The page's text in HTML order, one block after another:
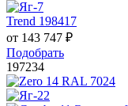
Trend 198417
от 143 747 ₽
Подобрать
197234